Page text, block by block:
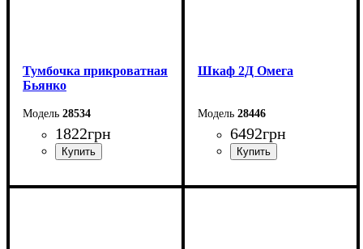
Тумбочка прикроватная
Бьянко
28534
1822грн
Ширина: 40 см
Шкаф 2Д Омега
28446
6492грн
Ширина: 83,4 см